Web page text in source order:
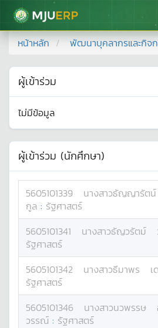
มหาวิทยาลัยแม่โจ้
หน้าหลัก พัฒนาบุคลากรและกิจ
ผู้เข้าร่วม
ไม่มีข้อมูล
ผู้เข้าร่วม (นักศึกษา)
5605101339 นางสาวธัญญารัตน์
กูล : รัฐศาสตร์
5605101341 นางสาวธัญวรัตม์
รัฐศาสตร์
5605101342 นางสาวธีมาพร
รัฐศาสตร์
5605101346 นางสาวนวพรรษ
วรรณ์ : รัฐศาสตร์